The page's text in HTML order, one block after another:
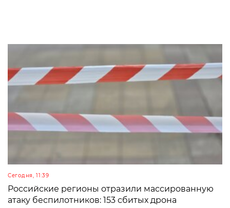
Сегодня, 11:39
Российские регионы отразили массированную
атаку беспилотников: 153 сбитых дрона